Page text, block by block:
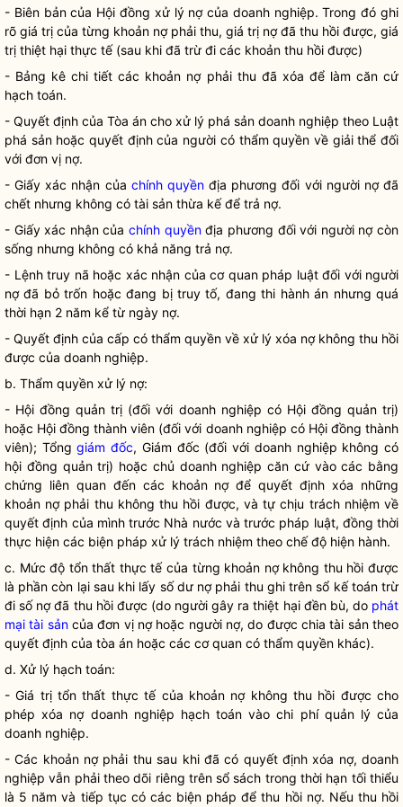
- Biên bản của Hội đồng xử lý nợ của doanh nghiệp. Trong đó ghi
rõ giá trị của từng khoản nợ phải thu, giá trị nợ đã thu hồi được, giá
trị thiệt hại thực tế (sau khi đã trừ đi các khoản thu hồi được)
- Bảng kê chi tiết các khoản nợ phải thu đã xóa để làm căn cứ
hạch toán.
- Quyết định của Tòa án cho xử lý phá sản doanh nghiệp theo Luật
phá sản hoặc quyết định của người có thẩmquyền về giải thể đối
với đơn vị nợ.
- Giấy xác nhận của chính quyềnđịa phương đối với người nợ đã
chết nhưng không có tài sản thừa kế để trả nợ.
- Giấy xác nhận củachính quyềnđịa phương đối với người nợ còn
sống nhưng không có khả năng trả nợ.
- Lệnh truy nã hoặc xác nhận của cơ quan pháp luậtđối với người
nợ đã bỏ trốn hoặc đang bị truy tố, đang thi hành án nhưng quá
thời hạn 2 năm kể từ ngày nợ.
- Quyết định của cấp có thẩm quyền về xử lý xóa nợ không thu hồi
được của doanh nghiệp.
b. Thẩm quyền xử lý nợ:
- Hội đồng quản trị (đối với doanh nghiệp có Hội đồng quản trị)
hoặc Hội đồng thành viên (đối với doanh nghiệp có Hội đồng thành
viên); Tổnggiám đốc, Giám đốc (đối với doanh nghiệp không có
hội đồng quản trị) hoặc chủ doanh nghiệp căn cứ vào các bằng
chứng liên quan đến các khoản nợ để quyết định xóa những
khoản nợ phải thu không thu hồi được, và tự chịu trách nhiệm về
quyết định của mình trước Nhà nước và trước pháp luật, đồng thời
thực hiện các biện pháp xử lý trách nhiệm theo chế độ hiện hành.
c. Mức độ tổn thất thực tế của từng khoản nợ không thu hồi được
là phần còn lại sau khi lấy số dư nợ phải thu ghi trên sổ kế toán trừ
đi số nợ đã thu hồi được (do người gây ra thiệt hại đền bù, do phát
mại tài sảncủa đơn vị nợ hoặc người nợ, do được chia tài sản theo
quyết định của tòa án hoặc các cơ quan có thẩm quyền khác).
d. Xử lý hạch toán:
- Giá trị tổn thất thực tế của khoản nợ không thu hồi được cho
phép xóa nợ doanh nghiệp hạch toán vàochi phíquản lý của
doanh nghiệp.
- Các khoản nợ phải thu sau khi đã có quyết định xóa nợ, doanh
nghiệp vẫn phải theo dõi riêng trên sổ sách trong thời hạn tối thiểu
là 5 năm và tiếp tục có các biện pháp để thu hồi nợ. Nếu thu hồi